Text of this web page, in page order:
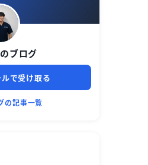
ブログ
で受け取る
の記事一覧